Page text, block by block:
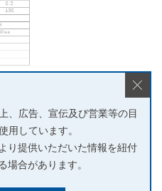
境条件下で、0℃大気圧に換算し
ガス量が低下する場合がありま
、広告、宣伝及び営業等の目
用しています。
り提供いただいた情報を紐付
場合があります。